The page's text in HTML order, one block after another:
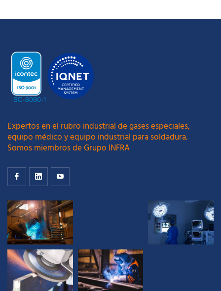
Expertos en el rubro industrial de gases especiales,
equipo médico y equipo industrial para soldadura.
Somos miembros de Grupo INFRA